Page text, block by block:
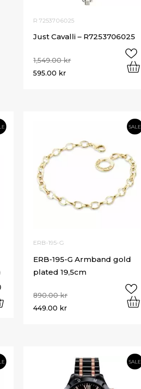
R 7253706025
Just Cavalli – R7253706025
1,549.00kr
595.00 kr
SALE
ERB-195-G
ERB-195-G Armband gold
plated 19,5cm
890.00kr
449.00 kr
SALE